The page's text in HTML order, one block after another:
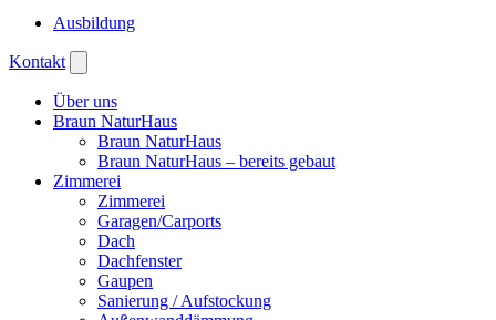
Ausbildung
Kontakt
Über uns
Braun NaturHaus
Braun NaturHaus
Braun NaturHaus – bereits gebaut
Zimmerei
Zimmerei
Garagen/Carports
Dach
Dachfenster
Gaupen
Sanierung / Aufstockung